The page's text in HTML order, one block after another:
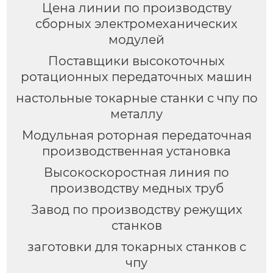
Цена линии по производству
сборных электромеханических
модулей
Поставщики высокоточных
ротационных передаточных машин
настольные токарные станки с чпу по
металлу
Модульная роторная передаточная
производственная установка
Высокоскоростная линия по
производству медных труб
Завод по производству режущих
станков
заготовки для токарных станков с
чпу